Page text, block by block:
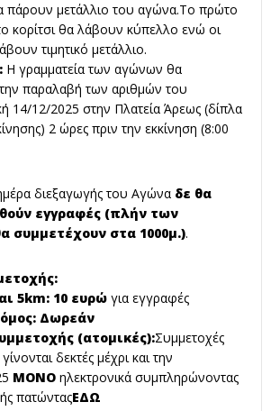
πάρουν μετάλλιο του αγώνα.Το πρώτο
κορίτσι θα λάβουν κύπελλο ενώ οι
τιμητικό μετάλλιο.
Η γραμματεία των αγώνων θα
την παραλαβή των αριθμών του
14/12/2025 στην Πλατεία Άρεως (δίπλα
2 ώρες πριν την εκκίνηση (8:00
διεξαγωγής του Αγώνα δε θα
εγγραφές (πλήν των
συμμετέχουν στα 1000μ.).
5km: 10 ευρώ για εγγραφές
Δωρεάν
(ατομικές):Συμμετοχές
δεκτές μέχρι και την
ΜΟΝΟ ηλεκτρονικά συμπληρώνοντας
πατώνταςΕΔΩ